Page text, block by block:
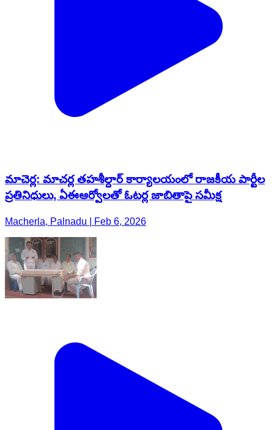
మాచెర్ల: మాచర్ల తహశీల్దార్ కార్యాలయంలో రాజకీయ పార్టీల
ప్రతినిధులు, ఏఈఆర్వోలతో ఓటర్ల జాబితాపై సమీక్ష
Macherla, Palnadu | Feb 6, 2026